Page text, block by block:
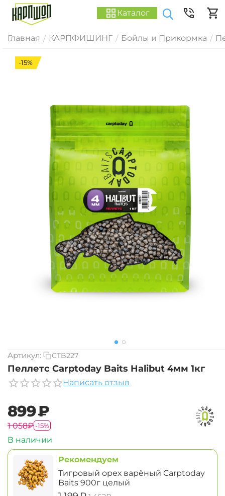
Каталог
Главная / КАРПФИШИНГ / Бойлы и Прикормка /
-15%
Артикул: CTB227
Пеллетс Carptoday Baits Halibut 4мм 1кг
Написать отзыв
‍899‍₽
‍1 058‍₽-15%
В наличии
Рекомендуем
Тигровый орех варёный Carptoday
Baits 900г целый